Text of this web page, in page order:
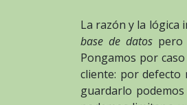
La razón y la lógica
base de datos pero
Pongamos por
cliente: por defecto
guardarlo